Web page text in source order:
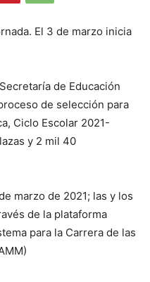
El 3 de marzo inicia
de Educación
de selección para
Ciclo Escolar 2021-
y 2 mil 40
marzo de 2021; las y los
de la plataforma
para la Carrera de las